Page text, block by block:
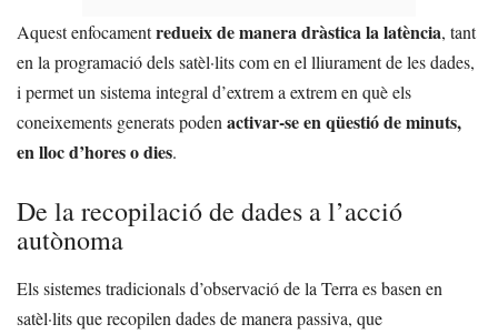
Aquest enfocamentredueix de manera dràstica la latència, tant
en la programació dels satèl·lits com en el lliurament de les dades,
i permet un sistema integral d’extrem a extrem en què els
coneixements generats poden activar-se en qüestió de minuts,
en lloc d’hores o dies.
De la recopilació de dades a l’acció
autònoma
Els sistemes tradicionals d’observació de la Terra es basen en
satèl·lits que recopilen dades de manera passiva, que